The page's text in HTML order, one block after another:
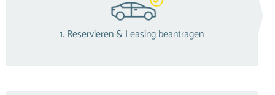
1. Reservieren & Leasing beantragen